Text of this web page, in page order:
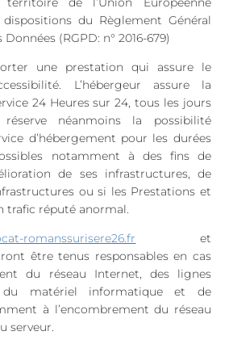
du Règlement Général
(RGPD: n° 2016-679)
une prestation qui assure le
L’hébergeur assure la
24 Heures sur 24, tous les jours
néanmoins la possibilité
d’hébergement pour les durées
notamment à des fins de
de ses infrastructures, de
ou si les Prestations et
trafic réputé anormal.
romanssurisere26.fr
et
être tenus responsables en cas
du réseau Internet, des lignes
du matériel informatique et de
à l’encombrement du réseau
serveur.